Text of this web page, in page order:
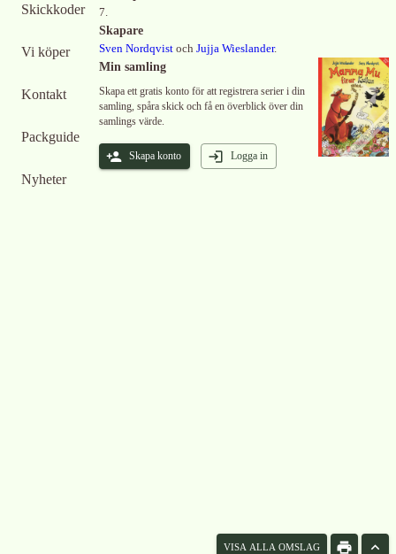
Skickkoder
Vi köper
Kontakt
Packguide
Nyheter
7.
Skapare
Sven Nordqvist och Jujja Wieslander.
Min samling
Skapa ett gratis konto för att registrera serier i din
samling, spåra skick och få en överblick över din
samlings värde.
Skapa konto Logga in
VISA ALLA OMSLAG